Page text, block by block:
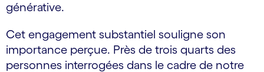
générative.
Cet engagement substantiel souligne son
importance perçue. Près de trois quarts des
personnes interrogées dans le cadre de notre